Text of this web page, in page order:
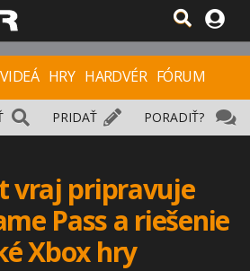
VIDEÁ HRY HARDVÉR FÓRUM
PORADIŤ?
PRIDAŤ
vraj pripravuje
Pass a riešenie
Xbox hry